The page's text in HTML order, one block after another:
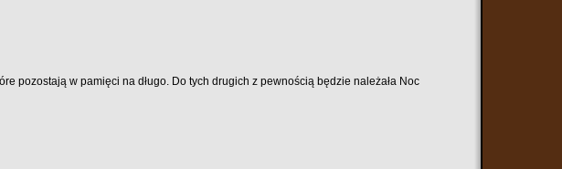
pozostają w pamięci na długo. Do tych drugich z pewnością będzie należała Noc